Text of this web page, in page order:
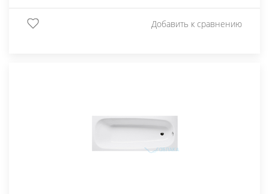
Добавить к сравнению